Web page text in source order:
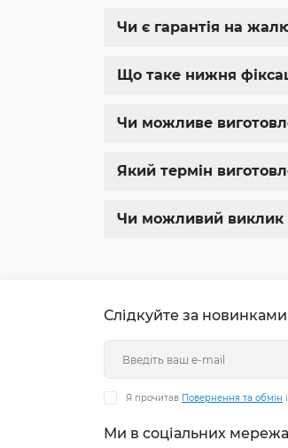
Чи є гарантія на
Що таке нижня
Чи можливе
Який термін
Чи можливий виклик
Слідкуйте за новинками
Я прочитав Повернення та обмін
Ми в соціальних